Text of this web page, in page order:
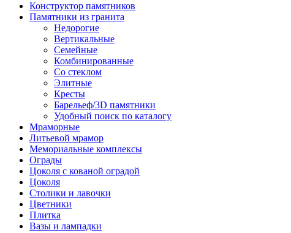
Конструктор памятников
Памятники из гранита
Недорогие
Вертикальные
Семейные
Комбинированные
Со стеклом
Элитные
Кресты
Барельеф/3D памятники
Удобный поиск по каталогу
Мраморные
Литьевой мрамор
Мемориальные комплексы
Ограды
Цоколя с кованой оградой
Цоколя
Столики и лавочки
Цветники
Плитка
Вазы и лампадки